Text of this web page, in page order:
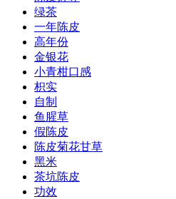
绿茶
一年陈皮
高年份
金银花
小青柑口感
枳实
自制
鱼腥草
假陈皮
陈皮菊花甘草
黑米
茶坑陈皮
功效